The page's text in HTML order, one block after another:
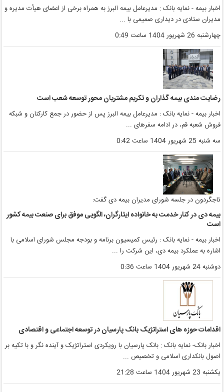
اخبار بیمه - نمایه بانک : مدیرعامل بیمه البرز به همراه برخی از اعضای هیأت مدیره و
مدیران ستادی در دیداری صمیمی با ...
چهارشنبه 26 شهریور 1404 ساعت 0:49
رضایت مندی بیمه گذاران و تکریم مشتریان محور توسعه شعب است
اخبار بیمه - نمایه بانک : مدیرعامل بیمه البرز پس از حضور در جمع کارکنان و شبکه
فروش شعبه قم، در ادامه سفرهای ...
سه شنبه 25 شهریور 1404 ساعت 0:42
تاجگردون در جلسه شورای مدیران بیمه دی گفت:
بیمه دی در کنار خدمت به خانواده ایثارگران، الگویی موفق برای صنعت بیمه کشور
است
اخبار بیمه - نمایه بانک : رئیس کمیسیون برنامه و بودجه مجلس شورای اسلامی با
اشاره به عملکرد بیمه دی، این شرکت را ...
دوشنبه 24 شهریور 1404 ساعت 0:36
اقدامات حوزه های استراتژیک بانک پارسیان در توسعه اجتماعی و اقتصادی
اخبار بانک- نمایه بانک : بانک پارسیان با رویکردی استراتژیک و آینده نگر و با تکیه بر
اصول بانکداری اسلامی و تخصیص ...
یکشنبه 23 شهریور 1404 ساعت 21:28